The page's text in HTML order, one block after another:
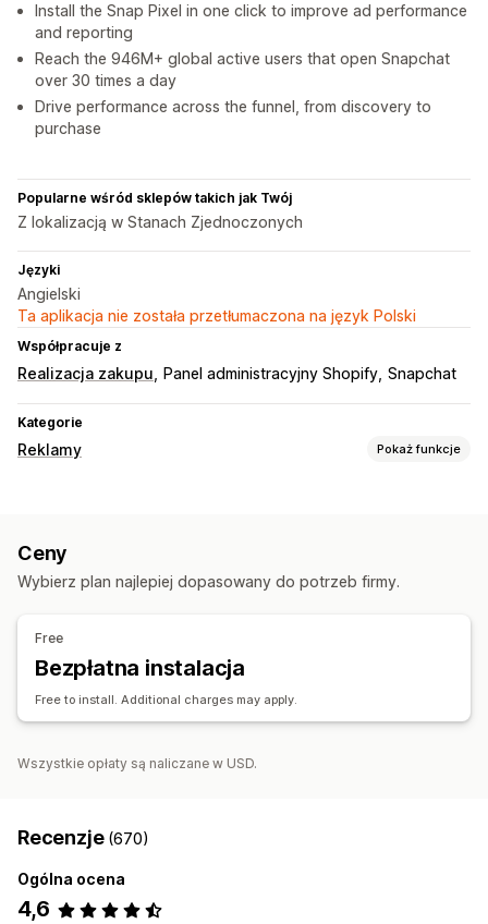
Install the Snap Pixel in one click to improve ad performance
and reporting
Reach the 946M+ global active users that open Snapchat
over 30 times a day
Drive performance across the funnel, from discovery to
purchase
Popularne wśród sklepów takich jak Twój
Z lokalizacją w Stanach Zjednoczonych
Języki
Angielski
Ta aplikacja nie została przetłumaczona na język Polski
Współpracuje z
Realizacja zakupu Panel administracyjny Shopify Snapchat
Kategorie
Reklamy Pokaż funkcje
Zarządzanie kampanią
Analizy wydajności
Śledzenie wydajności Wydatki na reklamę
Wskaźniki zaangażowania Śledzenie konwersji
Ceny
Wybierz plan najlepiej dopasowany do potrzeb firmy.
Free
Bezpłatna instalacja
Free to install. Additional charges may apply.
Wszystkie opłaty są naliczane w USD.
Recenzje (670)
Ogólna ocena
4,6